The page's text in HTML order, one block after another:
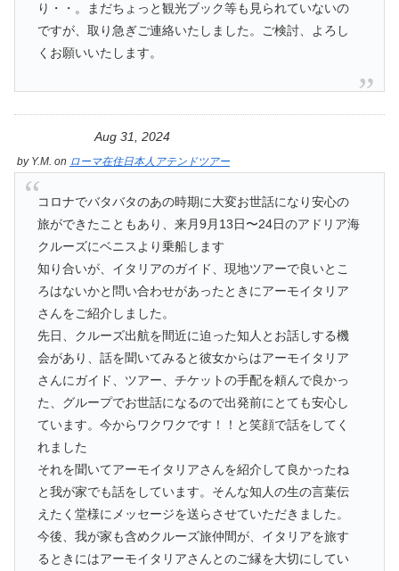
り・・。まだちょっと観光ブック等も見られていないの
ですが、取り急ぎご連絡いたしました。ご検討、よろし
くお願いいたします。
Aug 31, 2024
by Y.M. on ローマ在住日本人アテンドツアー
コロナでバタバタのあの時期に大変お世話になり安心の
旅ができたこともあり、来月9月13日〜24日のアドリア海
クルーズにベニスより乗船します
知り合いが、イタリアのガイド、現地ツアーで良いとこ
ろはないかと問い合わせがあったときにアーモイタリア
さんをご紹介しました。
先日、クルーズ出航を間近に迫った知人とお話しする機
会があり、話を聞いてみると彼女からはアーモイタリア
さんにガイド、ツアー、チケットの手配を頼んで良かっ
た、グループでお世話になるので出発前にとても安心し
ています。今からワクワクです！！と笑顔で話をしてく
れました
それを聞いてアーモイタリアさんを紹介して良かったね
と我が家でも話をしています。そんな知人の生の言葉伝
えたく堂様にメッセージを送らさせていただきました。
今後、我が家も含めクルーズ旅仲間が、イタリアを旅す
るときにはアーモイタリアさんとのご縁を大切にしてい